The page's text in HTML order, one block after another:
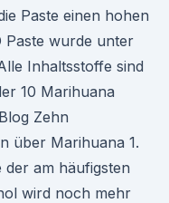
Paste einen hohen
Paste wurde unter
Inhaltsstoffe sind
10 Marihuana
Zehn
über Marihuana 1.
der am häufigsten
wird noch mehr